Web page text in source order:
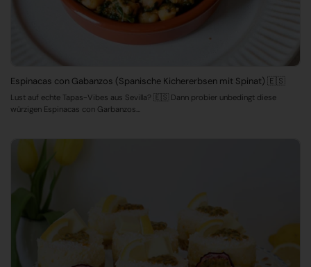
Espinacas con Gabanzos (Spanische Kichererbsen mit Spinat) 🇪🇸
Lust auf echte Tapas-Vibes aus Sevilla? 🇪🇸 Dann probier unbedingt diese
würzigen Espinacas con Garbanzos...